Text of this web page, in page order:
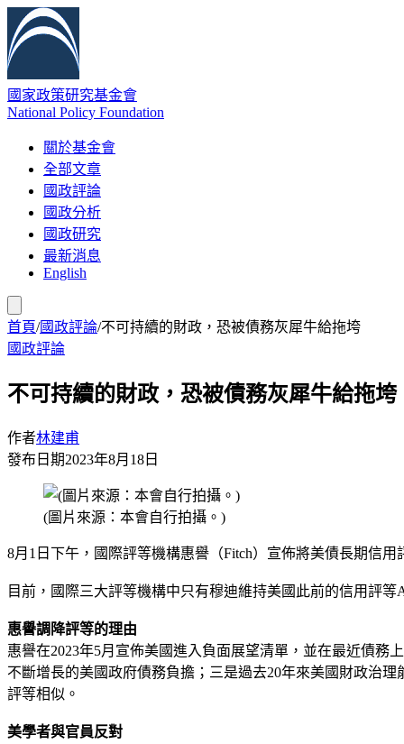
國家政策研究基金會
National Policy Foundation
關於基金會
全部文章
國政評論
國政分析
國政研究
最新消息
English
首頁/國政評論/不可持續的財政，恐被債務灰犀牛給拖垮
國政評論
不可持續的財政，恐被債務灰犀牛給拖垮
作者林建甫
發布日期2023年8月18日
(圖片來源：本會自行拍攝。)
8月1日下午，國際評等機構惠譽（Fitch）宣佈將美債長期信
目前，國際三大評等機構中只有穆迪維持美國此前的信用評
惠譽調降評等的理由
惠譽在2023年5月宣佈美國進入負面展望清單，並在最近債
不斷增長的美國政府債務負擔；三是過去20年來美國財政治
評等相似。
美學者與官員反對